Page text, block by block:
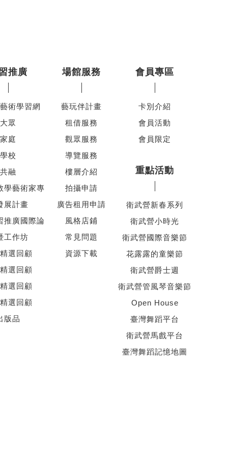
推廣
術學習網
大眾
家庭
學校
共融
學藝術家專
展計畫
推廣國際論
工作坊
選回顧
選回顧
選回顧
選回顧
版品
場館服務
藝玩伴計畫
租借服務
觀眾服務
導覽服務
樓層介紹
拍攝申請
廣告租用申請
風格店鋪
常見問題
資源下載
會員專區
卡別介紹
會員活動
會員限定
重點活動
衛武營新春系列
衛武營小時光
衛武營國際音樂節
花露露的童樂節
衛武營爵士週
衛武營管風琴音樂節
Open House
臺灣舞蹈平台
衛武營馬戲平台
臺灣舞蹈記憶地圖